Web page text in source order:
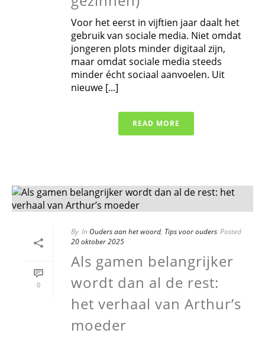
Voor het eerst in vijftien jaar daalt het
gebruik van sociale media. Niet omdat
jongeren plots minder digitaal zijn,
maar omdat sociale media steeds
minder écht sociaal aanvoelen. Uit
nieuwe [...]
READ MORE
0
By In Ouders aan het woord, Tips voor ouders Posted
20 oktober 2025
Als gamen belangrijker
wordt dan al de rest:
het verhaal van Arthur’s
moeder